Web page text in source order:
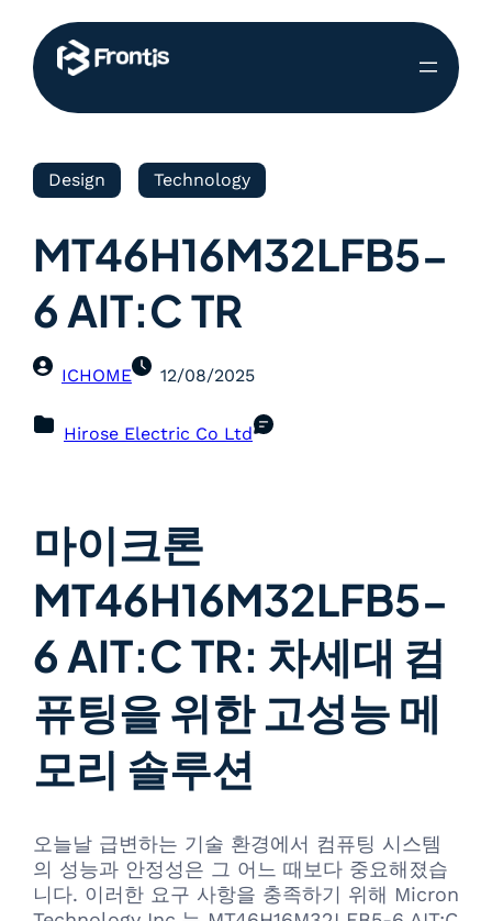
Design Technology
MT46H16M32LFB5-
6 AIT:C TR
ICHOME 12/08/2025
Hirose Electric Co Ltd
마이크론
MT46H16M32LFB5-
6 AIT:C TR: 차세대 컴
퓨팅을 위한 고성능 메
모리 솔루션
오늘날 급변하는 기술 환경에서 컴퓨팅 시스템
의 성능과 안정성은 그 어느 때보다 중요해졌습
니다. 이러한 요구 사항을 충족하기 위해 Micron